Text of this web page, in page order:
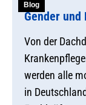
Blog
Gender und
Von der
werden alle
in